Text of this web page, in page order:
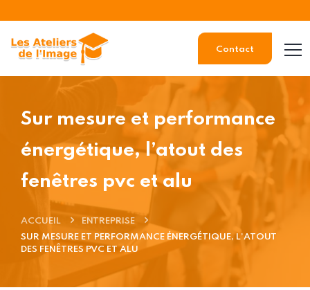
Contact
Sur mesure et performance
énergétique, l’atout des
fenêtres pvc et alu
ACCUEIL
ENTREPRISE
SUR MESURE ET PERFORMANCE ÉNERGÉTIQUE, L’ATOUT
DES FENÊTRES PVC ET ALU